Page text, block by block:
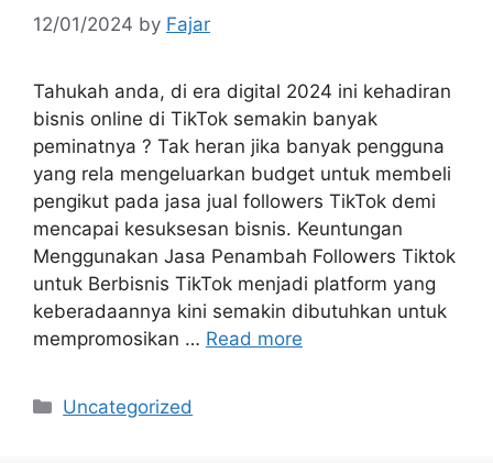
12/01/2024 by Fajar
Tahukah anda, di era digital 2024 ini kehadiran
bisnis online di TikTok semakin banyak
peminatnya ? Tak heran jika banyak pengguna
yang rela mengeluarkan budget untuk membeli
pengikut pada jasa jual followers TikTok demi
mencapai kesuksesan bisnis. Keuntungan
Menggunakan Jasa Penambah Followers Tiktok
untuk Berbisnis TikTok menjadi platform yang
keberadaannya kini semakin dibutuhkan untuk
mempromosikan … Read more
Categories
Uncategorized